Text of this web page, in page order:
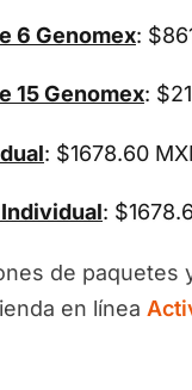
6 Genomex:
15 Genomex:
: $1678.60
:
de paquetes
en línea